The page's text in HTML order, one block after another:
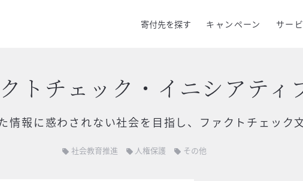
寄付先を探す キャンペーン サー
トチェック・イニシアティ
情報に惑わされない社会を目指し、ファクトチェック
local_offer 社会教育推進 local_offer 人権保護 local_offer その他